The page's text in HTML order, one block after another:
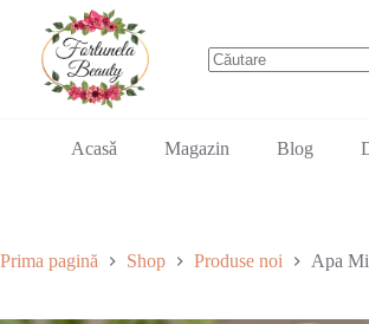
conținut
Acasǎ Magazin Blog
Prima pagină Shop Produse noi Apa